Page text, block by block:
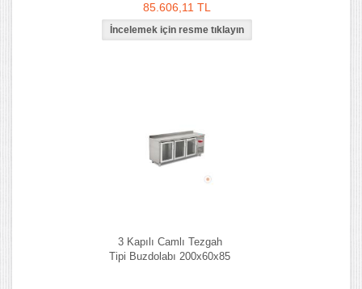
85.606,11 TL
3 Kapılı Camlı Tezgah
Tipi Buzdolabı 200x60x85